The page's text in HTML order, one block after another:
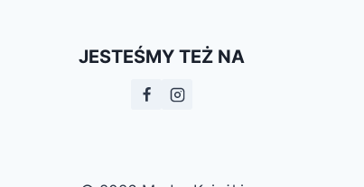
JESTEŚMY TEŻ NA